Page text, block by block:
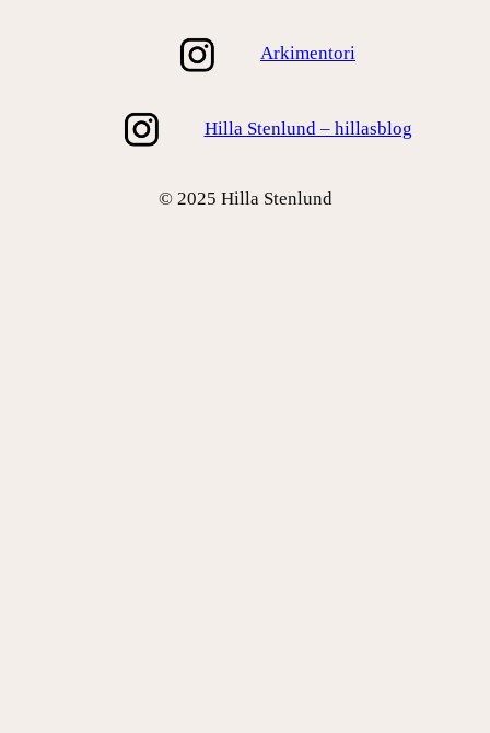
Arkimentori
Hilla Stenlund – hillasblog
© 2025 Hilla Stenlund